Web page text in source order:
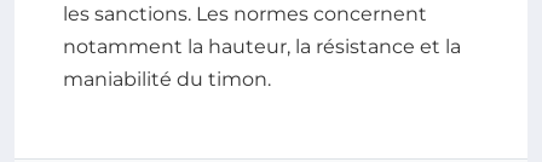
les sanctions. Les normes concernent
notamment la hauteur, la résistance et la
maniabilité du timon.